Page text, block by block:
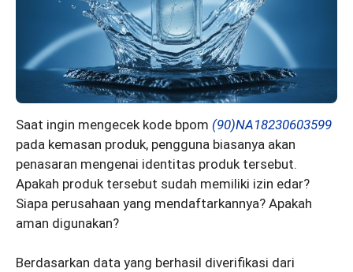
Saat ingin mengecek kode bpom (90)NA18230603599
pada kemasan produk, pengguna biasanya akan
penasaran mengenai identitas produk tersebut.
Apakah produk tersebut sudah memiliki izin edar?
Siapa perusahaan yang mendaftarkannya? Apakah
aman digunakan?
Berdasarkan data yang berhasil diverifikasi dari